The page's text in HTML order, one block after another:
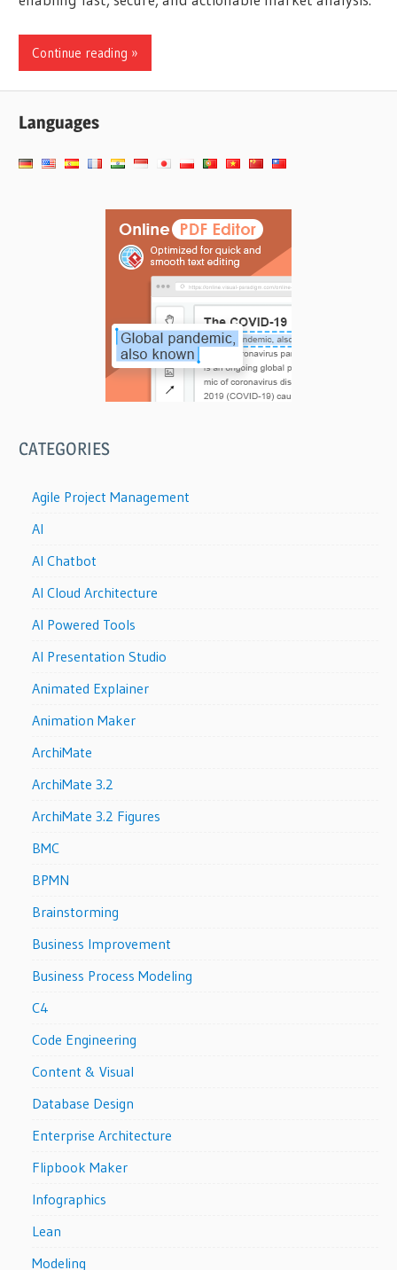
Continue reading
Languages
CATEGORIES
Agile Project Management
AI
AI Chatbot
AI Cloud Architecture
AI Powered Tools
AI Presentation Studio
Animated Explainer
Animation Maker
ArchiMate
ArchiMate 3.2
ArchiMate 3.2 Figures
BMC
BPMN
Brainstorming
Business Improvement
Business Process Modeling
C4
Code Engineering
Content & Visual
Database Design
Enterprise Architecture
Flipbook Maker
Infographics
Lean
Modeling